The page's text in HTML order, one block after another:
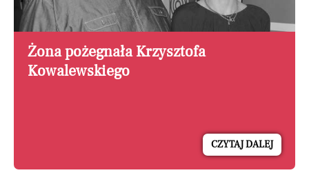
Żona pożegnała Krzysztofa
Kowalewskiego
CZYTAJ DALEJ